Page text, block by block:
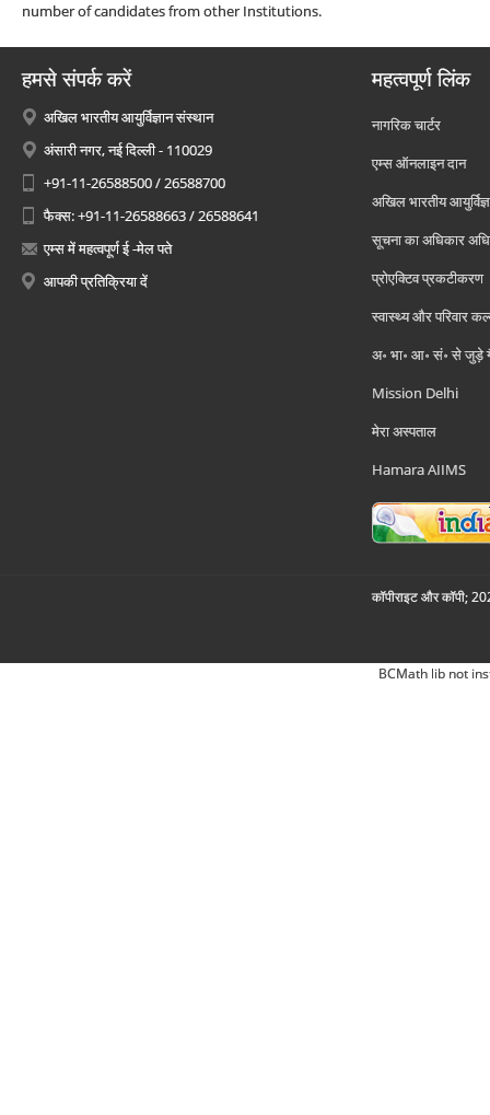
number of candidates from other Institutions.
हमसे संपर्क करें
अखिल भारतीय आयुर्विज्ञान संस्थान
अंसारी नगर, नई दिल्ली - 110029
+91-11-26588500 / 26588700
फैक्स: +91-11-26588663 / 26588641
एम्स में महत्वपूर्ण ई -मेल पते
आपकी प्रतिक्रिया दें
महत्वपूर्ण लिंक
नागरिक चार्टर
एम्स ऑनलाइन दान
अखिल भारतीय
सूचना का अधिकार
प्रोएक्टिव प्रकटीकरण
स्वास्थ्य और परिवार
अ॰ भा॰ आ॰ सं॰ से जुड़े
Mission Delhi
मेरा अस्पताल
Hamara AIIMS
कॉपीराइट और कॉपी;
BCMath lib not